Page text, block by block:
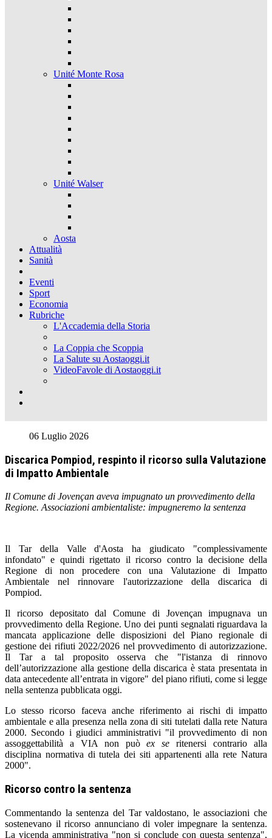
Unité Monte Rosa
Unité Walser
Aosta
Attualità
Sanità
Eventi
Sport
Economia
Rubriche
L'Accademia della Storia
La Coppia che Scoppia
La Salute su Aostaoggi.it
VideoFavole di Aostaoggi.it
06 Luglio 2026
Discarica Pompiod, respinto il ricorso sulla Valutazione
di Impatto Ambientale
Il Comune di Jovençan aveva impugnato un provvedimento della
Regione. Associazioni ambientaliste: impugneremo la sentenza
Il Tar della Valle d'Aosta ha giudicato "complessivamente
infondato" e quindi rigettato il ricorso contro la decisione della
Regione di non procedere con una Valutazione di Impatto
Ambientale nel rinnovare l'autorizzazione della discarica di
Pompiod.
Il ricorso depositato dal Comune di Jovençan impugnava un
provvedimento della Regione. Uno dei punti segnalati riguardava la
mancata applicazione delle disposizioni del Piano regionale di
gestione dei rifiuti 2022/2026 nel provvedimento di autorizzazione.
Il Tar a tal proposito osserva che "l'istanza di rinnovo
dell’autorizzazione alla gestione della discarica è stata presentata in
data antecedente all’entrata in vigore" del piano rifiuti, come si legge
nella sentenza pubblicata oggi.
Lo stesso ricorso faceva anche riferimento ai rischi di impatto
ambientale e alla presenza nella zona di siti tutelati dalla rete Natura
2000. Secondo i giudici amministrativi "il provvedimento di non
assoggettabilità a VIA non puòex se ritenersi contrario alla
disciplina normativa di tutela dei siti appartenenti alla rete Natura
2000".
Ricorso contro la sentenza
Commentando la sentenza del Tar valdostano, le associazioni che
sostenevano il ricorso annunciano di voler impegnare la sentenza.
La vicenda amministrativa "non si conclude con questa sentenza",